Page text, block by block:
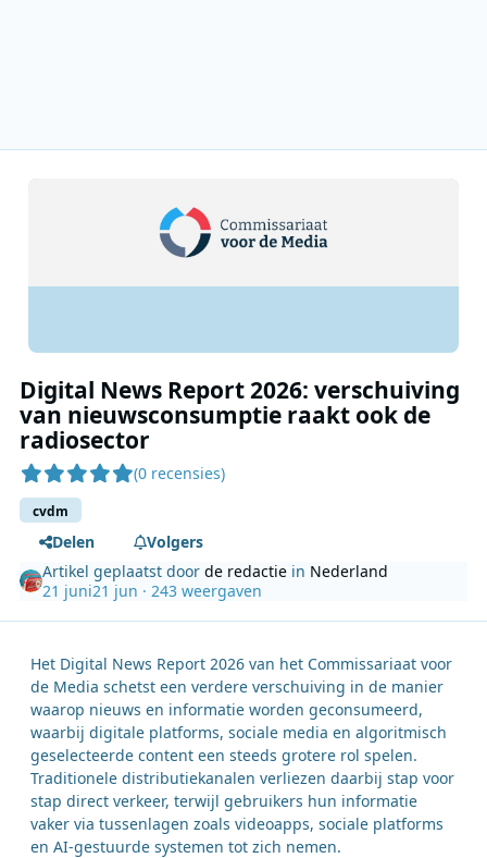
Digital News Report 2026: verschuiving
van nieuwsconsumptie raakt ook de
radiosector
(0 recensies)
cvdm
Delen
Volgers
Artikel geplaatst doorde redactie in Nederland
21 juni21 jun · 243 weergaven
Het Digital News Report 2026 van het Commissariaat voor
de Media schetst een verdere verschuiving in de manier
waarop nieuws en informatie worden geconsumeerd,
waarbij digitale platforms, sociale media en algoritmisch
geselecteerde content een steeds grotere rol spelen.
Traditionele distributiekanalen verliezen daarbij stap voor
stap direct verkeer, terwijl gebruikers hun informatie
vaker via tussenlagen zoals videoapps, sociale platforms
en AI-gestuurde systemen tot zich nemen.